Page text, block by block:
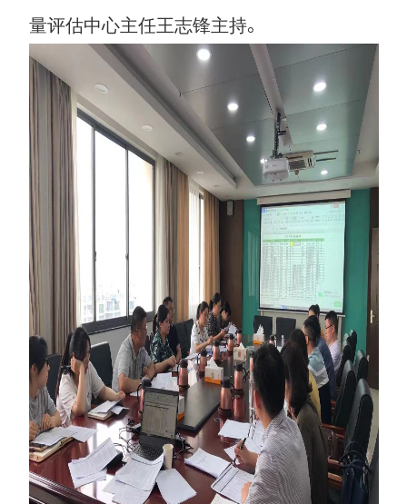
量评估中心主任王志锋主持。